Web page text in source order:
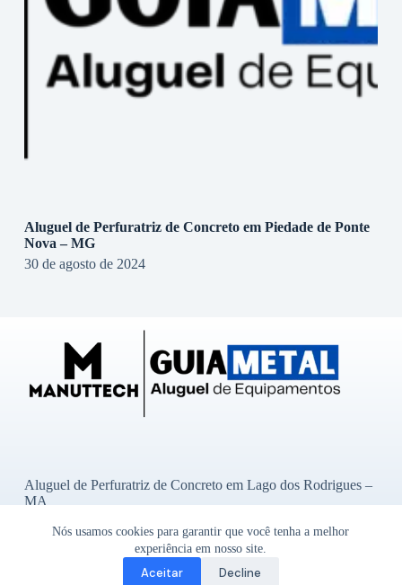
Nós usamos cookies para garantir que você tenha a melhor
experiência em nosso site.
Aceitar Decline
Aluguel de Perfuratriz de Concreto em Piedade de Ponte
Nova – MG
30 de agosto de 2024
Aluguel de Perfuratriz de Concreto em Lago dos Rodrigues –
MA
Aluguel de Perfuratriz de Concreto em Bady Bassitt – SP
Aluguel de Perfuratriz de Concreto em Alto Garças – MT
Aluguel de Perfuratriz de Concreto em Godoy Moreira – PR
Copyright © 2026 - Guia Metal-
Um site do Grupo